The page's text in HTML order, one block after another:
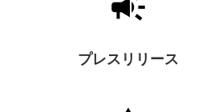
プレスリリース